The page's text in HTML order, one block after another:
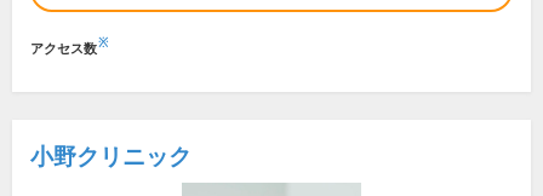
アクセス数※
小野クリニック